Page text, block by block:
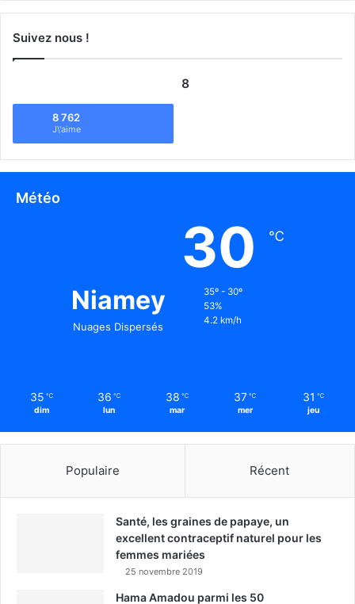
Suivez nous !
8
8 762
J\'aime
Météo
Niamey
Nuages Dispersés
30 ℃
35º - 30º
53%
4.2 km/h
35 ℃
dim
36 ℃
lun
38 ℃
mar
37 ℃
mer
31 ℃
jeu
Populaire Récent
Santé, les graines de papaye, un
excellent contraceptif naturel pour les
femmes mariées
25 novembre 2019
Hama Amadou parmi les 50